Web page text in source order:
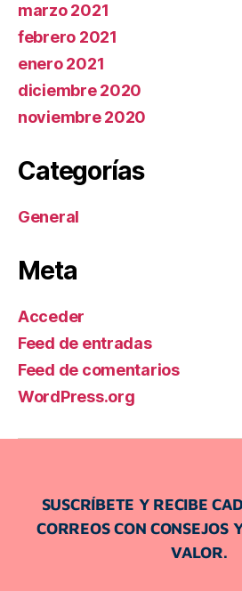
marzo 2021
febrero 2021
enero 2021
diciembre 2020
noviembre 2020
Categorías
General
Meta
Acceder
Feed de entradas
Feed de comentarios
WordPress.org
SUSCRÍBETE Y RECIBE
CORREOS CON CONSEJOS
VALOR.